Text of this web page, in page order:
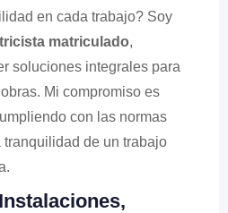
en cada trabajo? Soy
matriculado,
soluciones integrales para
Mi compromiso es
con las normas
de un trabajo